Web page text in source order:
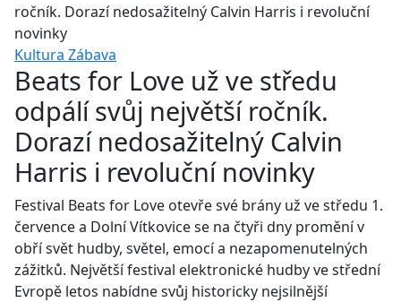
Kultura Zábava
Beats for Love už ve středu
odpálí svůj největší ročník.
Dorazí nedosažitelný Calvin
Harris i revoluční novinky
Festival Beats for Love otevře své brány už ve středu 1.
července a Dolní Vítkovice se na čtyři dny promění v
obří svět hudby, světel, emocí a nezapomenutelných
zážitků. Největší festival elektronické hudby ve střední
Evropě letos nabídne svůj historicky nejsilnější